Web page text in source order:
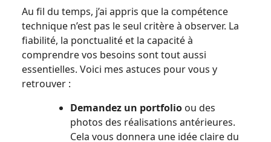
Au fil du temps, j’ai appris que la compétence
technique n’est pas le seul critère à observer. La
fiabilité, la ponctualité et la capacité à
comprendre vos besoins sont tout aussi
essentielles. Voici mes astuces pour vous y
retrouver :
Demandez un portfolio ou des
photos des réalisations antérieures.
Cela vous donnera une idée claire du